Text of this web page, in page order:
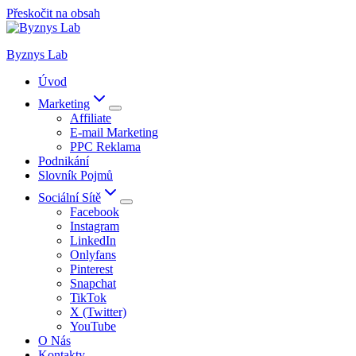
Přeskočit na obsah
Byznys Lab
Úvod
Marketing
Affiliate
E-mail Marketing
PPC Reklama
Podnikání
Slovník Pojmů
Sociální Sítě
Facebook
Instagram
LinkedIn
Onlyfans
Pinterest
Snapchat
TikTok
X (Twitter)
YouTube
O Nás